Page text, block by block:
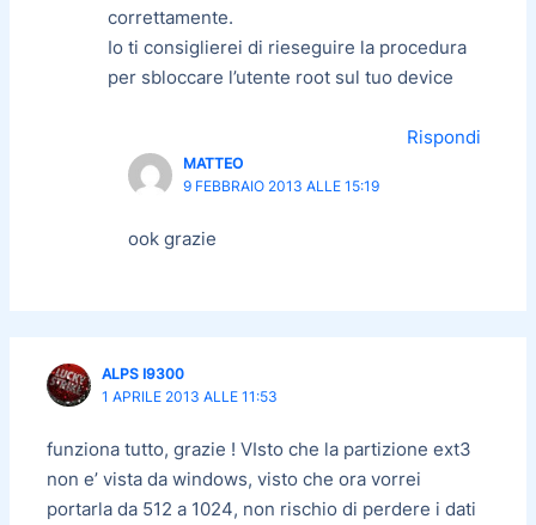
correttamente.
Io ti consiglierei di rieseguire la procedura
per sbloccare l’utente root sul tuo device
Rispondi
MATTEO
9 FEBBRAIO 2013 ALLE 15:19
ook grazie
ALPS I9300
1 APRILE 2013 ALLE 11:53
funziona tutto, grazie ! VIsto che la partizione ext3
non e’ vista da windows, visto che ora vorrei
portarla da 512 a 1024, non rischio di perdere i dati